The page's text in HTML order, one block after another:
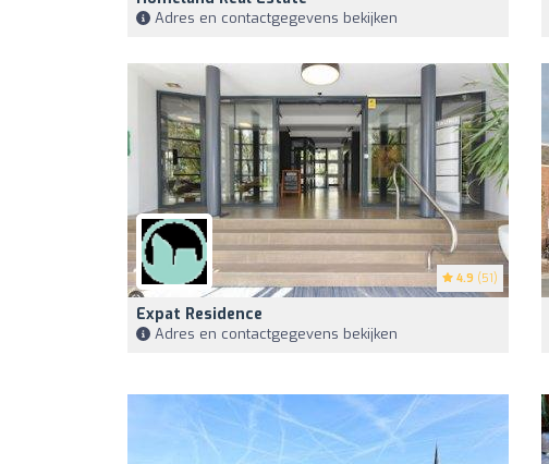
Adres en contactgegevens bekijken
4.9 (51)
Expat Residence
Adres en contactgegevens bekijken